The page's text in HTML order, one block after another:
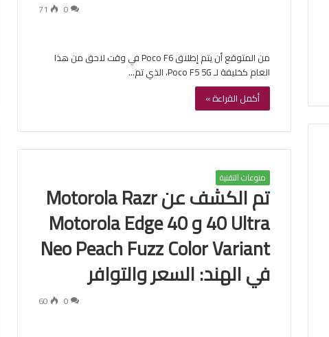
0
71
من المتوقع أن يتم إطلاق Poco F6 في وقت لاحق من هذا
العام كخليفة لـ Poco F5 5G، الذي تم…
أكمل القراءة »
منوعات التقنية
تم الكشف عن Motorola Razr
40 Ultra و Motorola Edge 40
Neo Peach Fuzz Color Variant
في الهند: السعر والتوافر
0
60